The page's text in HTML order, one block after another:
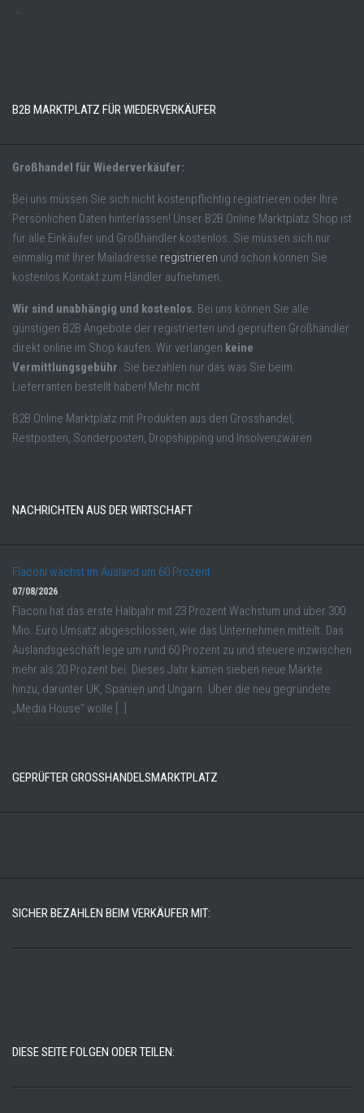
...
B2B MARKTPLATZ FÜR WIEDERVERKÄUFER
Großhandel für Wiederverkäufer:
Bei uns müssen Sie sich nicht kostenpflichtig registrieren oder Ihre
Persönlichen Daten hinterlassen! Unser B2B Online Marktplatz Shop ist
für alle Einkäufer und Großhändler kostenlos. Sie müssen sich nur
einmalig mit Ihrer Mailadresse registrieren und schon können Sie
kostenlos Kontakt zum Händler aufnehmen.
Wir sind unabhängig und kostenlos. Bei uns können Sie alle
günstigen B2B Angebote der registrierten und geprüften Großhändler
direkt online im Shop kaufen. Wir verlangen keine
Vermittlungsgebühr. Sie bezahlen nur das was Sie beim
Lieferranten bestellt haben! Mehr nicht.
B2B Online Marktplatz mit Produkten aus den Grosshandel,
Restposten, Sonderposten, Dropshipping und Insolvenzwaren.
NACHRICHTEN AUS DER WIRTSCHAFT
Flaconi wächst im Ausland um 60 Prozent
07/08/2026
Flaconi hat das erste Halbjahr mit 23 Prozent Wachstum und über 300
Mio. Euro Umsatz abgeschlossen, wie das Unternehmen mitteilt. Das
Auslandsgeschäft lege um rund 60 Prozent zu und steuere inzwischen
mehr als 20 Prozent bei. Dieses Jahr kämen sieben neue Märkte
hinzu, darunter UK, Spanien und Ungarn. Über die neu gegründete
„Media House“ wolle […]
GEPRÜFTER GROSSHANDELSMARKTPLATZ
SICHER BEZAHLEN BEIM VERKÄUFER MIT:
DIESE SEITE FOLGEN ODER TEILEN: